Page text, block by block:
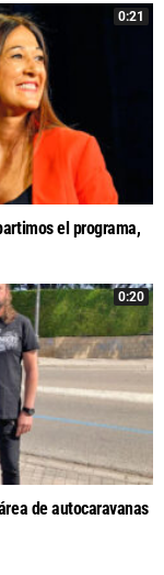
0:21
el programa,
0:20
de autocaravanas